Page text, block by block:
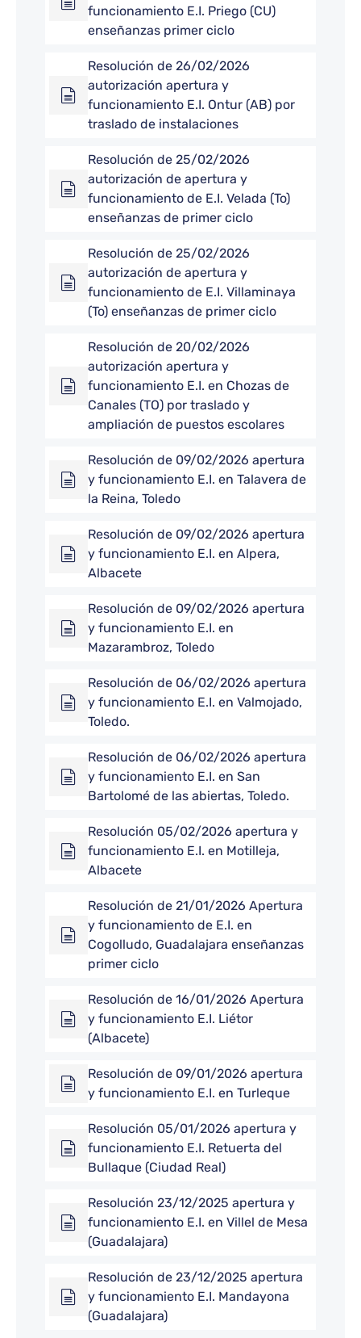
funcionamiento E.I. Priego (CU)
enseñanzas primer ciclo
Resolución de 26/02/2026
autorización apertura y
funcionamiento E.I. Ontur (AB) por
traslado de instalaciones
Resolución de 25/02/2026
autorización de apertura y
funcionamiento de E.I. Velada (To)
enseñanzas de primer ciclo
Resolución de 25/02/2026
autorización de apertura y
funcionamiento de E.I. Villaminaya
(To) enseñanzas de primer ciclo
Resolución de 20/02/2026
autorización apertura y
funcionamiento E.I. en Chozas de
Canales (TO) por traslado y
ampliación de puestos escolares
Resolución de 09/02/2026 apertura
y funcionamiento E.I. en Talavera de
la Reina, Toledo
Resolución de 09/02/2026 apertura
y funcionamiento E.I. en Alpera,
Albacete
Resolución de 09/02/2026 apertura
y funcionamiento E.I. en
Mazarambroz, Toledo
Resolución de 06/02/2026 apertura
y funcionamiento E.I. en Valmojado,
Toledo.
Resolución de 06/02/2026 apertura
y funcionamiento E.I. en San
Bartolomé de las abiertas, Toledo.
Resolución 05/02/2026 apertura y
funcionamiento E.I. en Motilleja,
Albacete
Resolución de 21/01/2026 Apertura
y funcionamiento de E.I. en
Cogolludo, Guadalajara enseñanzas
primer ciclo
Resolución de 16/01/2026 Apertura
y funcionamiento E.I. Liétor
(Albacete)
Resolución de 09/01/2026 apertura
y funcionamiento E.I. en Turleque
Resolución 05/01/2026 apertura y
funcionamiento E.I. Retuerta del
Bullaque (Ciudad Real)
Resolución 23/12/2025 apertura y
funcionamiento E.I. en Villel de Mesa
(Guadalajara)
Resolución de 23/12/2025 apertura
y funcionamiento E.I. Mandayona
(Guadalajara)